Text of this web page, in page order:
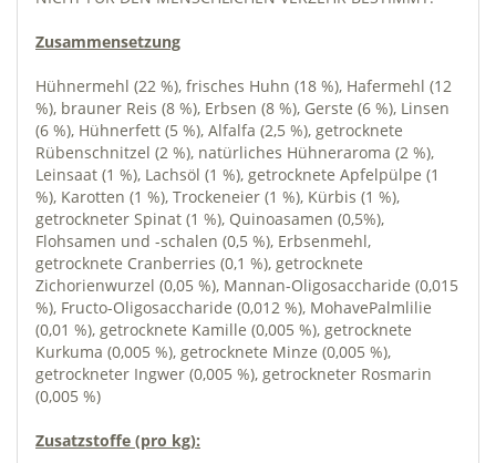
Zusammensetzung
Hühnermehl (22 %), frisches Huhn (18 %), Hafermehl (12
%), brauner Reis (8 %), Erbsen (8 %), Gerste (6 %), Linsen
(6 %), Hühnerfett (5 %), Alfalfa (2,5 %), getrocknete
Rübenschnitzel (2 %), natürliches Hühneraroma (2 %),
Leinsaat (1 %), Lachsöl (1 %), getrocknete Apfelpülpe (1
%), Karotten (1 %), Trockeneier (1 %), Kürbis (1 %),
getrockneter Spinat (1 %), Quinoasamen (0,5%),
Flohsamen und -schalen (0,5 %), Erbsenmehl,
getrocknete Cranberries (0,1 %), getrocknete
Zichorienwurzel (0,05 %), Mannan-Oligosaccharide (0,015
%), Fructo-Oligosaccharide (0,012 %), MohavePalmlilie
(0,01 %), getrocknete Kamille (0,005 %), getrocknete
Kurkuma (0,005 %), getrocknete Minze (0,005 %),
getrockneter Ingwer (0,005 %), getrockneter Rosmarin
(0,005 %)
Zusatzstoffe (pro kg):